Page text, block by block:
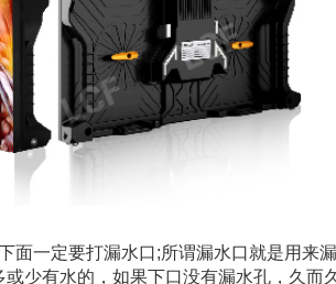
一定要打漏水口;所谓漏水口就是用来
少有水的，如果下口没有漏水孔，久而